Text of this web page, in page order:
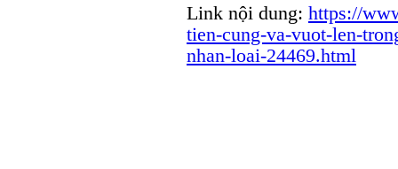
Link nội dung: https://
tien-cung-va-vuot-len-
nhan-loai-24469.html